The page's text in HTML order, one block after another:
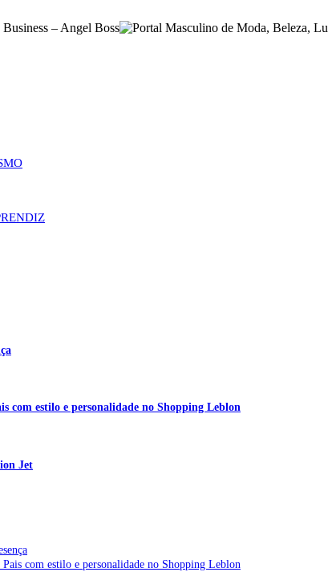
com estilo e personalidade no Shopping Leblon
Jet
com estilo e personalidade no Shopping Leblon